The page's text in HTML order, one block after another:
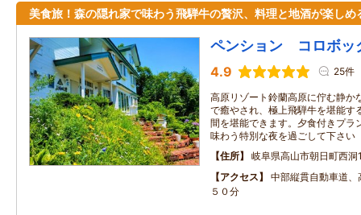
美食旅！森の隠れ家で味わう飛騨牛の贅沢、料理と地酒が楽しめ
ペンション コロボッ
4.9 25件
高原リゾート鈴蘭高原に佇む静か
で癒やされ、極上飛騨牛を堪能す
間を堪能できます。夕食付きプラ
味わう特別な夜を過ごして下さい
住所
岐阜県高山市朝日町西
アクセス
中部縦貫自動車道
５０分